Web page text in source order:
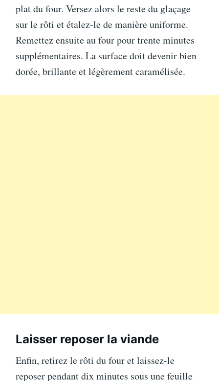
plat du four. Versez alors le reste du glaçage
sur le rôti et étalez-le de manière uniforme.
Remettez ensuite au four pour trente minutes
supplémentaires. La surface doit devenir bien
dorée, brillante et légèrement caramélisée.
Laisser reposer la viande
Enfin, retirez le rôti du four et laissez-le
reposer pendant dix minutes sous une feuille